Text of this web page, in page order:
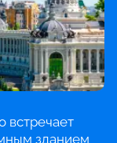
встречает
зданием